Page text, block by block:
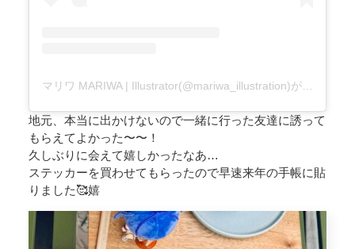
地元、本当に出かけないので一緒に行った友達に誘って
もらえてよかった〜〜！
久しぶりに会えて嬉しかったなあ…
ステッカーを買わせてもらったので早速来年の手帳に貼
りました🥰嬉